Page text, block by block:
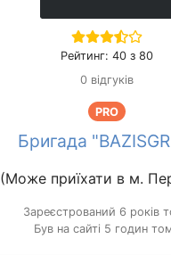
Рейтинг: 40 з 80
0 відгуків
PRO
Бригада
(Може приїхати в м.
Зареєстрований 6 років
Був на сайті 5 годин